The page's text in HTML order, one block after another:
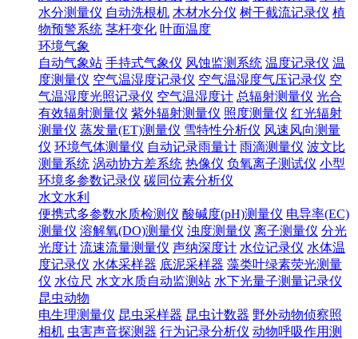
水分测量仪 自动洗根机 木材水分仪 树干截流记录仪 植
物预警系统 茎杆变化 叶面温度
环境气象
自动气象站 手持式气象仪 风蚀监测系统 温度记录仪 温
度测量仪 空气温湿度记录仪 空气温湿度气压记录仪 空
气温湿度光照记录仪 空气温湿度计 总辐射测量仪 光合
有效辐射测量仪 紫外辐射测量仪 照度测量仪 红光辐射
测量仪 蒸发量(ET)测量仪 雪特性分析仪 风速风向测量
仪 环境气体测量仪 自动记录雨量计 雨滴测量仪 波文比
测量系统 涡动协方差系统 热像仪 负氧离子测试仪 小型
环境多参数记录仪 碳同位素分析仪
水文水利
便携式多参数水质检测仪 酸碱度(pH)测量仪 电导率(EC)
测量仪 溶解氧(DO)测量仪 浊度测量仪 离子测量仪 分光
光度计 流速流量测量仪 声纳深度计 水位记录仪 水体温
度记录仪 水体采样器 底泥采样器 藻类叶绿素荧光测量
仪 水位尺 水文水质自动监测站 水下光量子测量记录仪
昆虫动物
电生理测量仪 昆虫采样器 昆虫计数器 野外动物侦察照
相机 虫害声音探测器 行为记录分析仪 动物呼吸作用测